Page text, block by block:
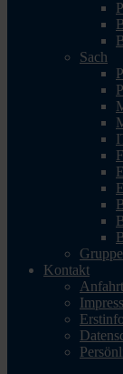
Sach
Kontakt
Anfahrt